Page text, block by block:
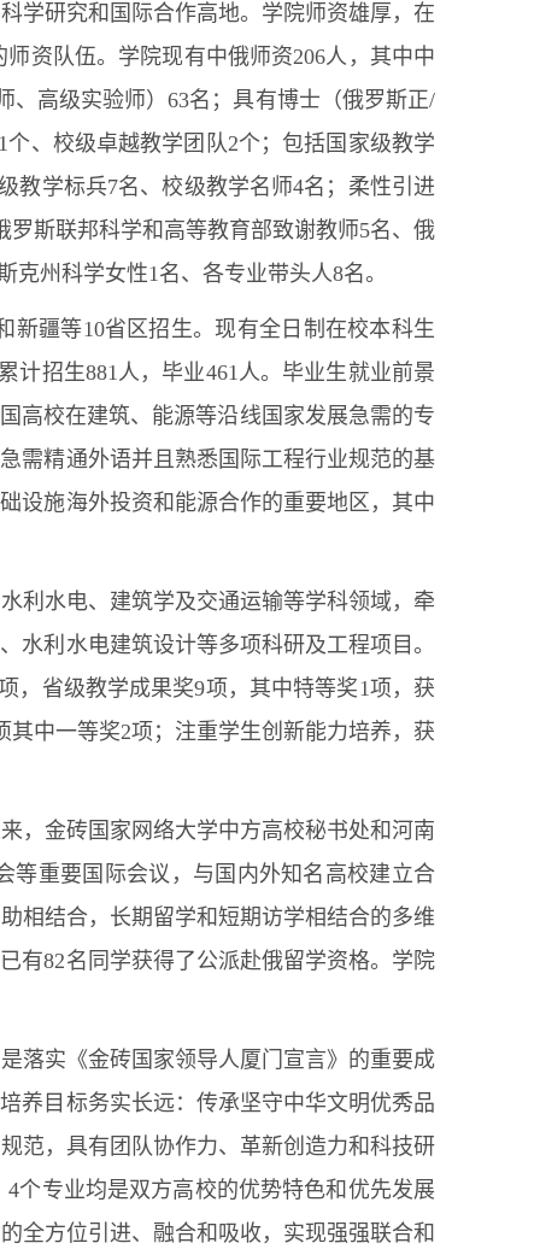
学研究和国际合作高地。学院师资雄厚，在
资队伍。学院现有中俄师资206人，其中中
、高级实验师）63名；具有博士（俄罗斯正/
、校级卓越教学团队2个；包括国家级教学
教学标兵7名、校级教学名师4名；柔性引进
斯联邦科学和高等教育部致谢教师5名、俄
州科学女性1名、各专业带头人8名。
疆等10省区招生。现有全日制在校本科生
计招生881人，毕业461人。毕业生就业前景
高校在建筑、能源等沿线国家发展急需的专
需精通外语并且熟悉国际工程行业规范的基
设施海外投资和能源合作的重要地区，其中
利水电、建筑学及交通运输等学科领域，牵
水利水电建筑设计等多项科研及工程项目。
，省级教学成果奖9项，其中特等奖1项，获
中一等奖2项；注重学生创新能力培养，获
，金砖国家网络大学中方高校秘书处和河南
等重要国际会议，与国内外知名高校建立合
相结合，长期留学和短期访学相结合的多维
有82名同学获得了公派赴俄留学资格。学院
落实《金砖国家领导人厦门宣言》的重要成
养目标务实长远：传承坚守中华文明优秀品
范，具有团队协作力、革新创造力和科技研
个专业均是双方高校的优势特色和优先发展
全方位引进、融合和吸收，实现强强联合和